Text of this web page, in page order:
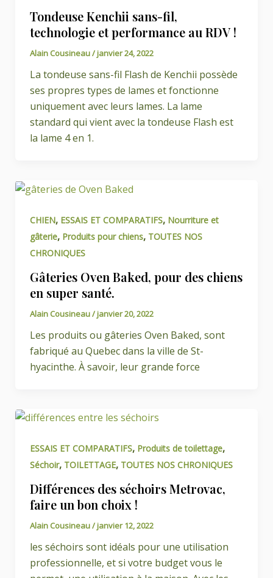
Tondeuse Kenchii sans-fil,
technologie et performance au RDV !
Alain Cousineau/janvier 24, 2022
La tondeuse sans-fil Flash de Kenchii possède
ses propres types de lames et fonctionne
uniquement avec leurs lames. La lame
standard qui vient avec la tondeuse Flash est
la lame 4 en 1.
CHIEN, ESSAIS ET COMPARATIFS, Nourriture et
gâterie, Produits pour chiens, TOUTES NOS
CHRONIQUES
Gâteries Oven Baked, pour des chiens
en super santé.
Alain Cousineau/janvier 20, 2022
Les produits ou gâteries Oven Baked, sont
fabriqué au Quebec dans la ville de St-
hyacinthe. À savoir, leur grande force
ESSAIS ET COMPARATIFS, Produits de toilettage,
Séchoir, TOILETTAGE, TOUTES NOS CHRONIQUES
Différences des séchoirs Metrovac,
faire un bon choix !
Alain Cousineau/janvier 12, 2022
les séchoirs sont idéals pour une utilisation
professionnelle, et si votre budget vous le